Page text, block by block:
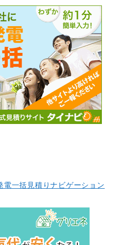
電一括見積りナビゲーション